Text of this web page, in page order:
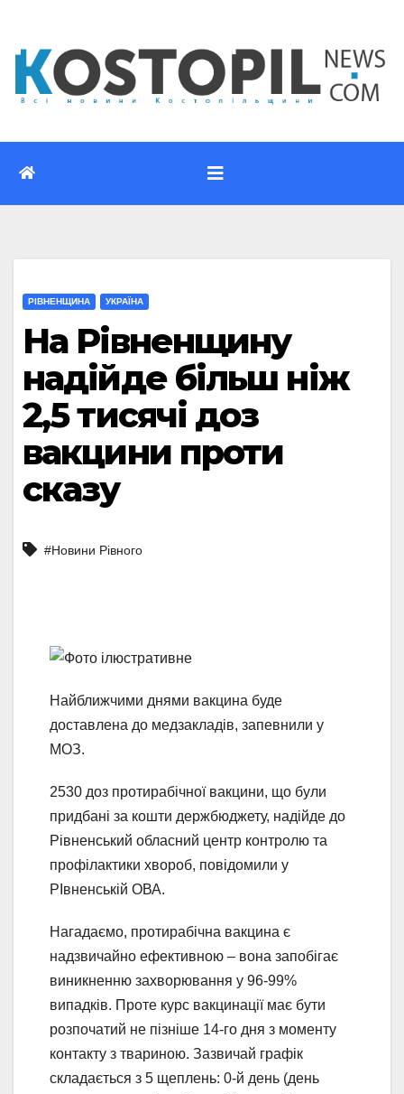
вмісту
РІВНЕНЩИНА УКРАЇНА
На Рівненщину
надійде більш ніж
2,5 тисячі доз
вакцини проти
сказу
#Новини Рівного
Найближчими днями вакцина буде
доставлена до медзакладів, запевнили у
МОЗ.
2530 доз протирабічної вакцини, що були
придбані за кошти держбюджету, надійде до
Рівненський обласний центр контролю та
профілактики хвороб, повідомили у
РІвненській ОВА.
Нагадаємо, протирабічна вакцина є
надзвичайно ефективною – вона запобігає
виникненню захворювання у 96-99%
випадків. Проте курс вакцинації має бути
розпочатий не пізніше 14-го дня з моменту
контакту з твариною. Зазвичай графік
складається з 5 щеплень: 0-й день (день